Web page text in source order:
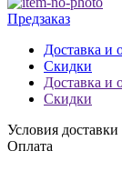
Предзаказ
Доставка и
Скидки
Доставка и
Скидки
Условия
Оплата